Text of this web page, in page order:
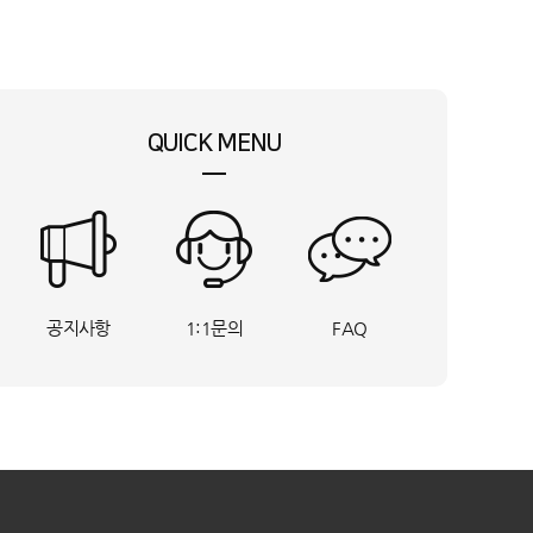
QUICK MENU
공지사항 1:1문의 FAQ